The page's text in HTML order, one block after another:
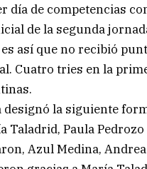
día de competencias
de la segunda
así que no recibió
Cuatro tries en la
designó la siguiente
Taladrid, Paula
Azul Medina,